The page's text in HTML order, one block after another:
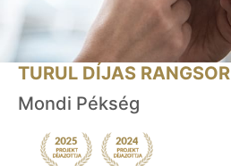
TURUL DÍJAS RANGSOR
Mondi Pékség